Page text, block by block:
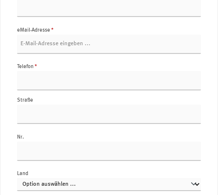
eMail-Adresse *
Telefon *
Straße
Nr.
Land